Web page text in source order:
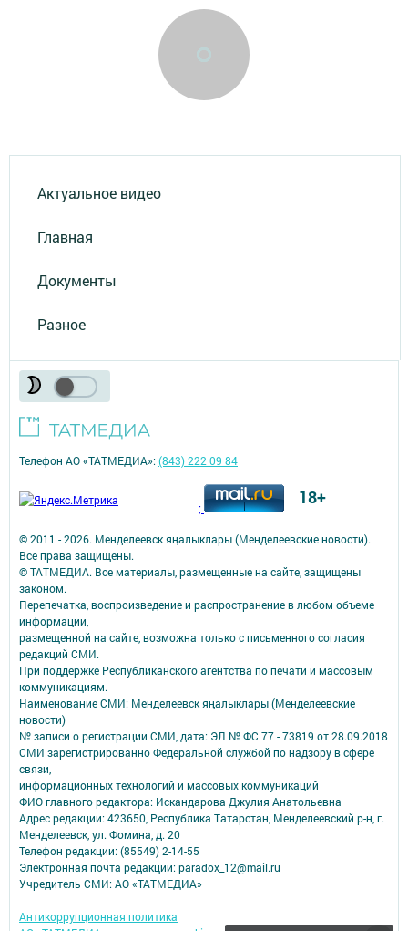
Актуальное видео
Главная
Документы
Разное
© 2011 - 2026. Менделеевск яӊалыклары (Менделеевские новости).
Все права защищены.
© ТАТМЕДИА. Все материалы, размещенные на сайте, защищены
законом.
Перепечатка, воспроизведение и распространение в любом объеме
информации,
размещенной на сайте, возможна только с письменного согласия
редакций СМИ.
При поддержке Республиканского агентства по печати и массовым
коммуникациям.
Наименование СМИ: Менделеевск яӊалыклары (Менделеевские
новости)
№ записи о регистрации СМИ, дата: ЭЛ № ФС 77 - 73819 от 28.09.2018
СМИ зарегистрированно Федеральной службой по надзору в сфере
связи,
информационных технологий и массовых коммуникаций
ФИО главного редактора: Искандарова Джулия Анатольевна
Адрес редакции: 423650, Республика Татарстан, Менделеевский р-н, г.
Менделеевск, ул. Фомина, д. 20
Телефон редакции: (85549) 2-14-55
Электронная почта редакции: paradox_12@mail.ru
Учредитель СМИ: АО «ТАТМЕДИА»
Антикоррупционная политика
Телефон АО «ТАТМЕДИА»:(843) 222 09 84
; 18+